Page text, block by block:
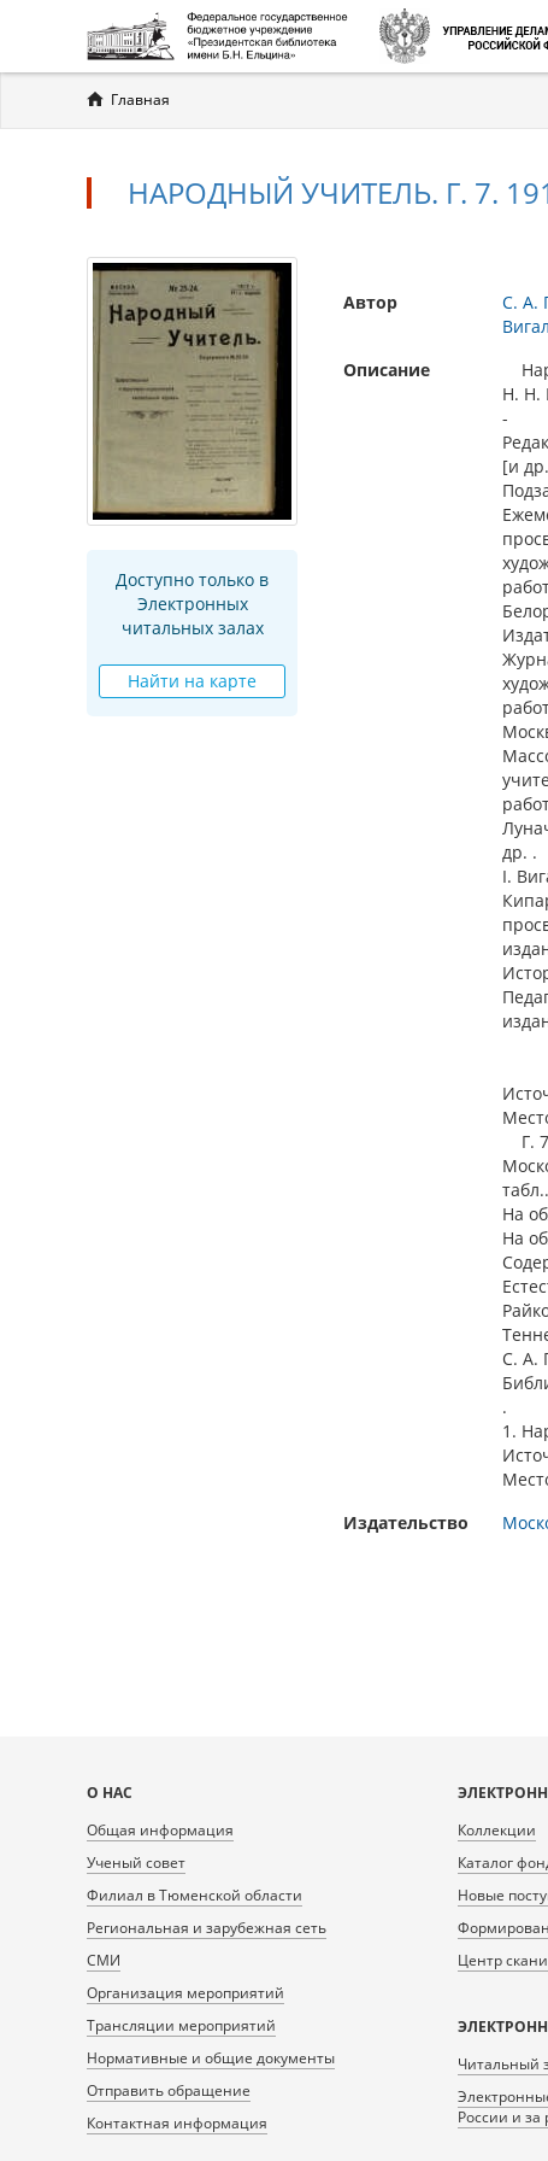
Вы
здесь
Главная
НАРОДНЫЙ УЧИТЕЛЬ. Г. 7.
Доступно только в
Электронных
читальных залах
Найти на карте
Автор С. А.
Описание
Н. Н.
-
[и
др. .
I.
Г.
На
На
С. А.
.
1.
Издательство
Карта
сайта
О НАС
Общая информация
Ученый совет
Филиал в Тюменской области
Региональная и зарубежная сеть
СМИ
Организация мероприятий
Трансляции мероприятий
Нормативные и общие документы
Отправить обращение
Контактная информация
Коллекции
Каталог
Новые
Центр
Читальный
России и за